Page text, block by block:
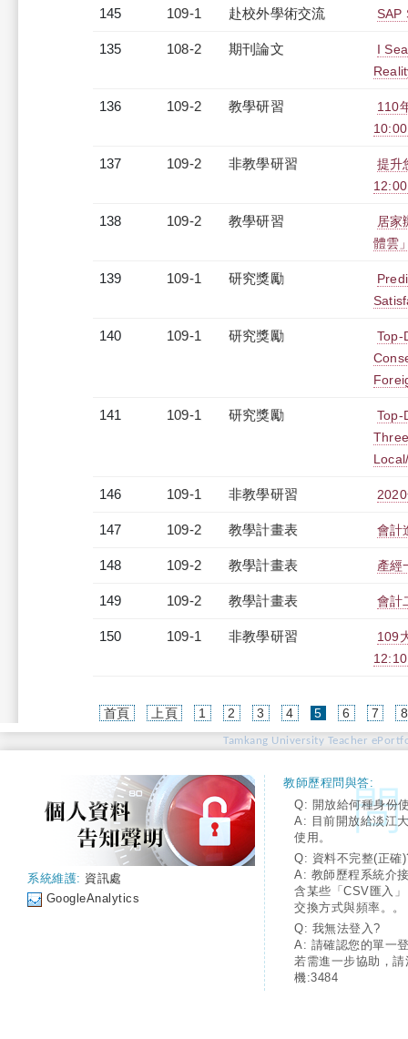
145 109-1 赴校外學術交流 SAP
135 108-2 期刊論文
I
136 109-2 教學研習
110
137 109-2 非教學研習
提升
138 109-2 教學研習
居家
體雲
139 109-1 研究獎勵
140 109-1 研究獎勵
Top-
141 109-1 研究獎勵
Top-
146 109-1 非教學研習
147 109-2 教學計畫表 會計
148 109-2 教學計畫表 產經
149 109-2 教學計畫表 會計
150 109-1 非教學研習
109
首頁 上頁 1 2 3 4 5(current)
6 7 8
Tamkang University Teacher
系統維護: 資訊處
GoogleAnalytics
教師歷程問與答:
Q: 開放給何種身份
A: 目前開放給淡江
使用。
Q: 資料不完整(正確
A: 教師歷程系統介
含某些「CSV匯入
交換方式與頻率。。
Q: 我無法登入?
A: 請確認您的單一
若需進一步協助，
機:3484